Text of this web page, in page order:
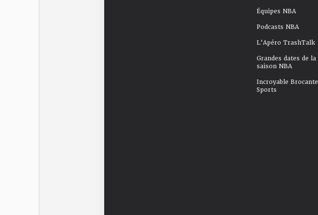
Équipes NBA
Podcasts NBA
L'Apéro TrashTalk
Grandes dates de la
saison NBA
Incroyable Brocante
Sports